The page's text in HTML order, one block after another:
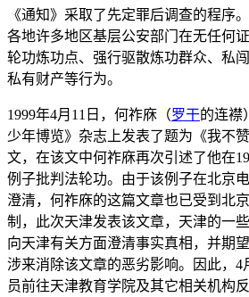
《通知》采取了先定罪后调查的程序
各地许多地区基层公安部门在无任何
轮功炼功点、强行驱散炼功群众、私
私有财产等行为。
1999年4月11日，何祚庥（罗干的连襟
少年博览》杂志上发表了题为《我不
文，在该文中何祚庥再次引述了他在
例子批判法轮功。由于该例子在北京
澄清，何祚庥的这篇文章也已受到北
制，此次天津发表该文章，天津的一
向天津有关方面澄清事实真相，并期
涉来消除该文章的恶劣影响。因此，4
员前往天津教育学院及其它相关机构反